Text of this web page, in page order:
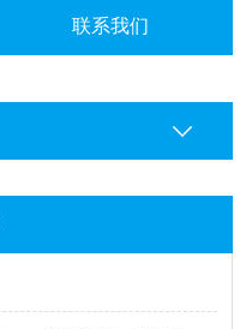
联系我们